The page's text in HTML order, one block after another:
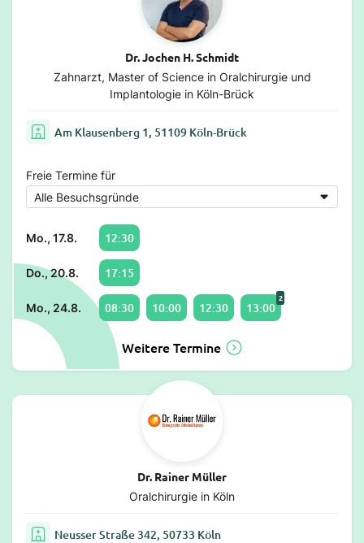
Dr. Jochen H. Schmidt
Zahnarzt, Master of Science in Oralchirurgie und
Implantologie in Köln-Brück
Am Klausenberg 1, 51109 Köln-Brück
Freie Termine für
Mo., 17.8. 12:30
Do., 20.8. 17:15
Mo., 24.8. 08:30 10:00 12:30 13:00
2
Weitere Termine
Dr. Rainer Müller
Oralchirurgie in Köln
Neusser Straße 342, 50733 Köln